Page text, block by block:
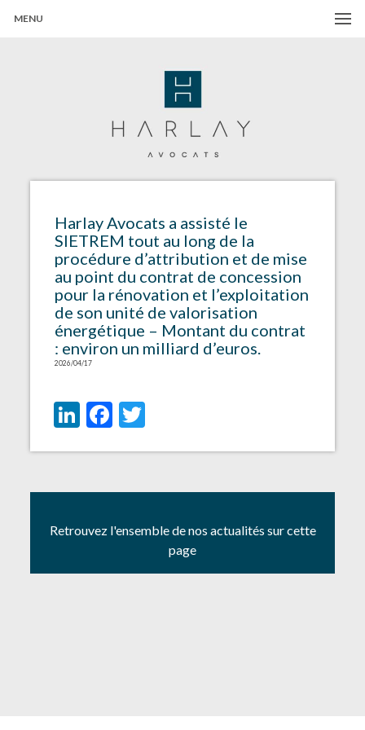
MENU
Harlay Avocats a assisté le
SIETREM tout au long de la
procédure d’attribution et de mise
au point du contrat de concession
pour la rénovation et l’exploitation
de son unité de valorisation
énergétique – Montant du contrat
: environ un milliard d’euros.
2026/04/17
LinkedIn
Facebook
Twitter
Retrouvez l'ensemble de nos actualités sur cette
page